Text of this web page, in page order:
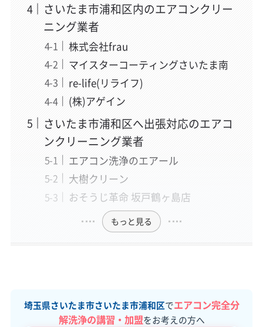
さいたま市浦和区内のエアコンクリー
ニング業者
株式会社frau
マイスターコーティングさいたま南
re-life(リライフ)
(株)アゲイン
さいたま市浦和区へ出張対応のエアコ
ンクリーニング業者
エアコン洗浄のエアール
大樹クリーン
おそうじ革命 坂戸鶴ヶ島店
もっと見る
埼玉県さいたま市さいたま市浦和区でエアコン完全分
解洗浄の講習・加盟をお考えの方へ